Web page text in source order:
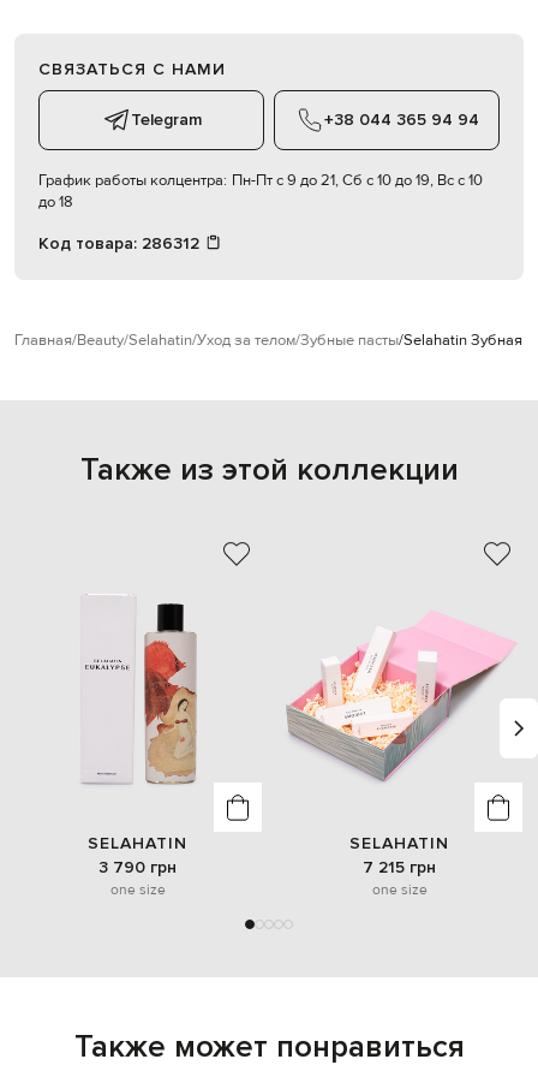
СВЯЗАТЬСЯ С НАМИ
Telegram +38 044 365 94 94
График работы колцентра: Пн-Пт с 9 до 21, Сб с 10 до 19, Вс с 10
до 18
Код товара: 286312
Главная Beauty Selahatin Уход за телом Зубные пасты Selahatin Зубная
Также из этой коллекции
SELAHATIN
3 790 грн
one size
SELAHATIN
7 215 грн
one size
Также может понравиться